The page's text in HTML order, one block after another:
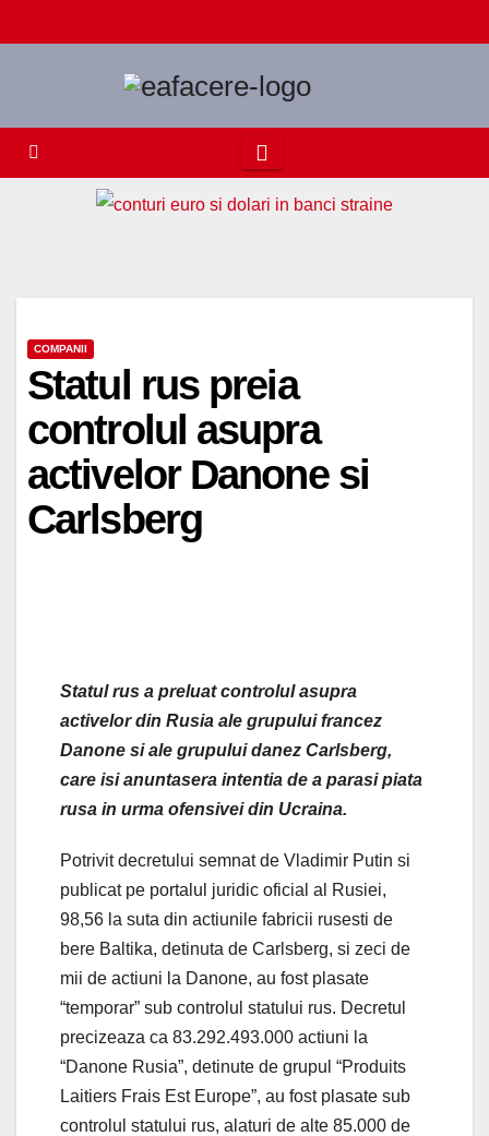
to
COMPANII
Statul rus preia
controlul asupra
activelor Danone si
Carlsberg
Statul rus a preluat controlul asupra
activelor din Rusia ale grupului francez
Danone si ale grupului danez Carlsberg,
care isi anuntasera intentia de a parasi piata
rusa in urma ofensivei din Ucraina.
Potrivit decretului semnat de Vladimir Putin si
publicat pe portalul juridic oficial al Rusiei,
98,56 la suta din actiunile fabricii rusesti de
bere Baltika, detinuta de Carlsberg, si zeci de
mii de actiuni la Danone, au fost plasate
“temporar” sub controlul statului rus. Decretul
precizeaza ca 83.292.493.000 actiuni la
“Danone Rusia”, detinute de grupul “Produits
Laitiers Frais Est Europe”, au fost plasate sub
controlul statului rus, alaturi de alte 85.000 de